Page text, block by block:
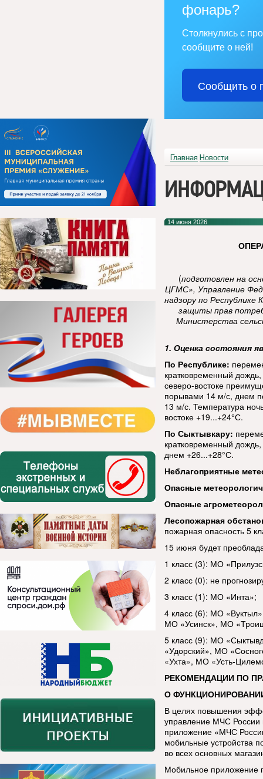
фонарь?
Столкнулись с
сообщите о ней!
Сообщить о
Главная Новости
14 июня 2026
(подготовлен на
ЦГМС», Управление
надзору по Республике
защиты прав
Министерства
1. Оценка состояния
По Республике:
кратковременный
северо-востоке
порывами 14 м/с, днем
13 м/с. Температура
востоке +19...+24°С.
По Сыктывкару:
кратковременный
днем +26...+28°С.
Неблагоприятные
Опасные
Опасные
Лесопожарная
пожарная опасность 5
15 июня будет
1 класс (3): МО
2 класс (0): не
3 класс (1): МО «Инта»;
4 класс (6): МО
МО «Усинск», МО
5 класс (9): МО
«Удорский», МО
«Ухта», МО «Усть-
РЕКОМЕНДАЦИИ ПО
О
В целях повышения
управление МЧС России
приложение «МЧС
мобильные устройства
во всех основных
Мобильное приложение